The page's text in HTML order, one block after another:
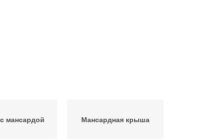
мансардой Мансардная крыша